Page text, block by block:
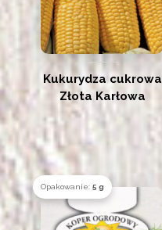
Kukurydza cukrowa
Złota Karłowa
Opakowanie:5 g